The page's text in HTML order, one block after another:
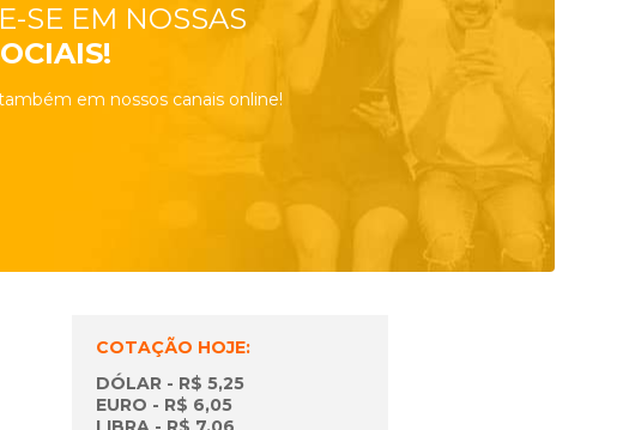
SE EM NOSSAS
em nossos canais online!
COTAÇÃO HOJE:
DÓLAR - R$ 5,25
EURO - R$ 6,05